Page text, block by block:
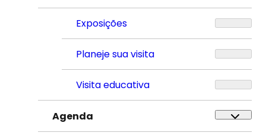
Exposições
Planeje sua visita
Visita educativa
Agenda